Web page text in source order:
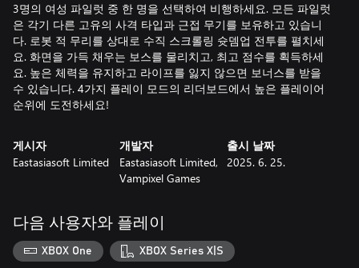
3명의 여성 파일럿 중 한 명을 선택하여 비행하세요. 모든 파일럿
은 각기 다른 고유의 사격 타입과 근접 무기를 보유하고 있습니
다. 로봇 적 무리를 상대로 수직 스크롤링 슛뎀업 전투를 펼치세
요. 화면을 가득 채우는 보스를 물리치고, 최고 점수를 획득하세
요. 높은 체력을 유지하고 라이프를 잃지 않으면 보너스를 받을
수 있습니다. 4가지 플레이 모드의 리더보드에서 높은 플레이어
순위에 도전하세요!
게시자
Eastasiasoft Limited
개발자
Eastasiasoft Limited,
Vampixel Games
출시 날짜
2025. 6. 25.
다음 사용자와 플레이
XBOX One XBOX Series X|S